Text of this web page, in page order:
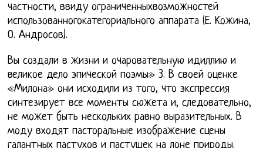
частности, ввиду ограниченныхвозможностей
использованногокатегориального аппарата (Е. Кожина,
О. Андросов).
Вы создали в жизни и очаровательную идиллию и
великое дело эпической поэмы» 3. В своей оценке
«Милона» они исходили из того, что экспрессия
синтезирует все моменты сюжета и, следовательно,
не может быть нескольких равно выразительных. В
моду входят пасторальные изображение сцены
галантных пастухов и пастушек на лоне природы.